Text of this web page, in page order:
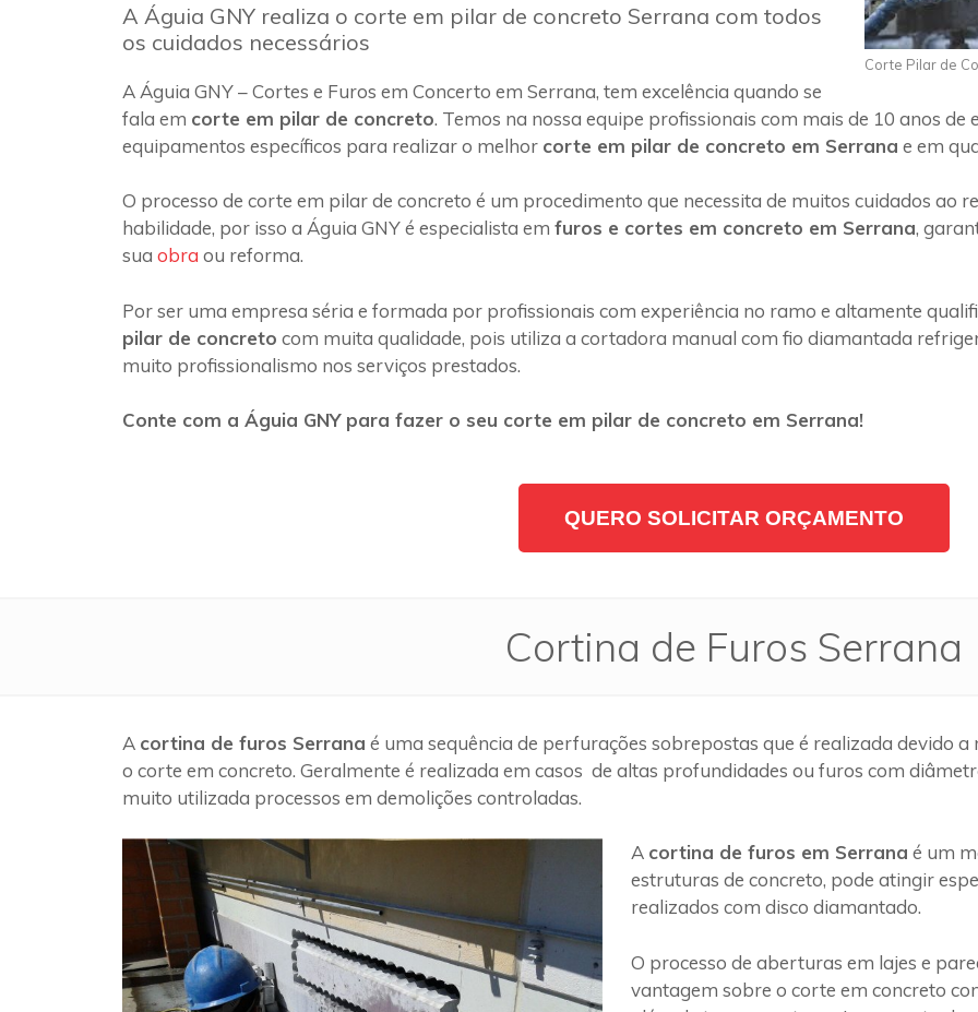
Corte Pilar de
A Águia GNY realiza o corte em pilar de concreto Serrana com todos
os cuidados necessários
A Águia GNY – Cortes e Furos em Concerto em Serrana, tem excelência quando se
fala em corte em pilar de concreto. Temos na nossa equipe profissionais com mais de 10 anos
equipamentos específicos para realizar o melhor corte em pilar de concreto em Serrana e em
O processo de corte em pilar de concreto é um procedimento que necessita de muitos cuidados ao
habilidade, por isso a Águia GNY é especialista em furos e cortes em concreto em Serrana,
sua obra ou reforma.
Por ser uma empresa séria e formada por profissionais com experiência no ramo e altamente
pilar de concreto com muita qualidade, pois utiliza a cortadora manual com fio diamantada
muito profissionalismo nos serviços prestados.
Conte com a Águia GNY para fazer o seu corte em pilar de concreto em Serrana!
QUERO SOLICITAR ORÇAMENTO
Cortina de Furos Serrana
A cortina de furos Serrana é uma sequência de perfurações sobrepostas que é realizada devido
o corte em concreto. Geralmente é realizada em casos de altas profundidades ou furos com
muito utilizada processos em demolições controladas.
A cortina de furos em Serrana é um
estruturas de concreto, pode atingir
realizados com disco diamantado.
O processo de aberturas em lajes e
vantagem sobre o corte em concreto